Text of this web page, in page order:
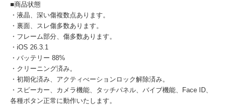
■商品状態
・液晶、深い傷複数点あります。
・裏面、スレ傷多数あります。
・フレーム部分、傷多数あります。
・iOS 26.3.1
・バッテリー 88%
・クリーニング済み。
・初期化済み、アクティべーションロック解除済み。
・スピーカー、カメラ機能、タッチパネル、バイブ機能、Face ID、
各種ボタン正常に動作いたします。